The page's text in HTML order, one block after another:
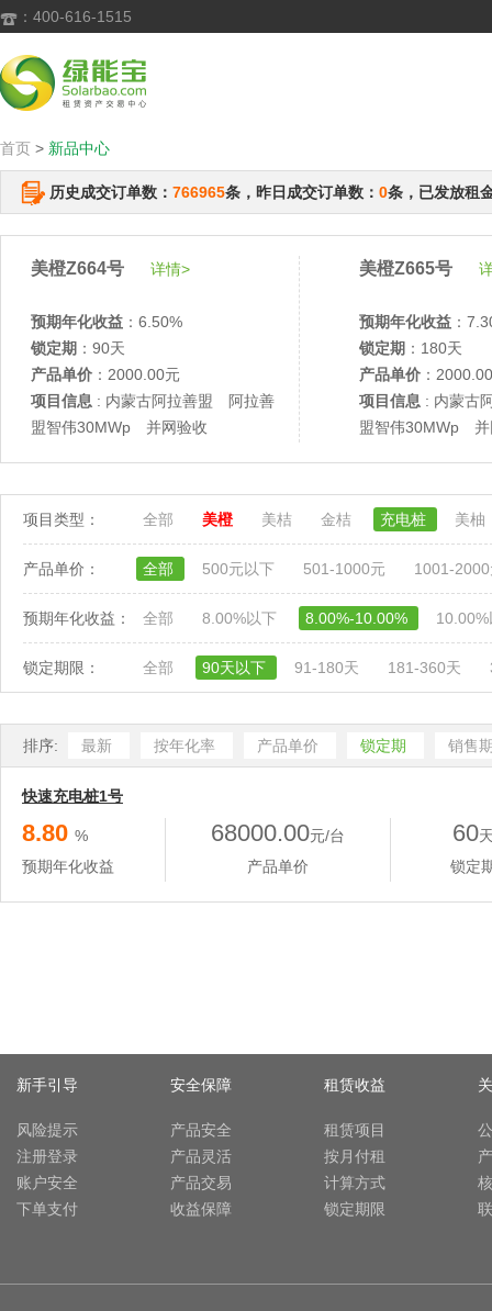
 ：400-616-1515
首页 > 新品中心
历史成交订单数： 766965条，昨日成交订单数： 0条，已发放租
美橙Z664号 详情>
预期年化收益 ：6.50%
锁定期 ：90天
产品单价 ：2000.00元
项目信息 : 内蒙古阿拉善盟 阿拉善
盟智伟30MWp 并网验收
美橙Z665号
预期年化收益 ：
锁定期 ：180天
产品单价 ：
项目信息 : 内蒙古
盟智伟30MWp 并
项目类型： 全部 美橙 美桔 金桔 充电桩 美柚
产品单价： 全部 500元以下 501-1000元 1001-
预期年化收益： 全部 8.00%以下 8.00%-10.00%
锁定期限： 全部 90天以下 91-180天 181-360天
排序: 最新 按年化率 产品单价 锁定期 销售
快速充电桩1号
8.80 %
预期年化收益
68000.00元/台
产品单价
60
锁定
新手引导
风险提示
注册登录
账户安全
下单支付
安全保障
产品安全
产品灵活
产品交易
收益保障
租赁收益
租赁项目
按月付租
计算方式
锁定期限